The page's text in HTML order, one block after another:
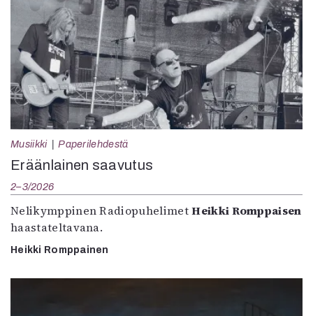
Musiikki Paperilehdestä
Eräänlainen saavutus
2–3/2026
Nelikymppinen RadiopuhelimetHeikki Romppaisen
haastateltavana.
Heikki Romppainen